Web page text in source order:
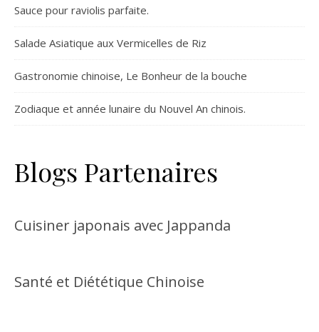
Sauce pour raviolis parfaite.
Salade Asiatique aux Vermicelles de Riz
Gastronomie chinoise, Le Bonheur de la bouche
Zodiaque et année lunaire du Nouvel An chinois.
Blogs Partenaires
Cuisiner japonais avec Jappanda
Santé et Diététique Chinoise